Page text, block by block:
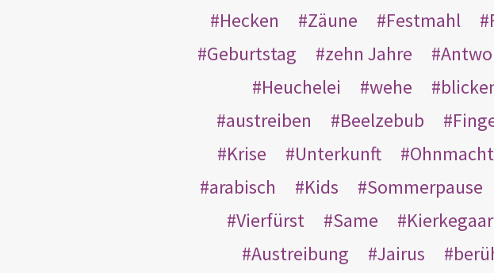
Hecken
Zäune Festmahl
Geburtstag
zehn Jahre
Heuchelei
wehe
austreiben
Beelzebub
Krise
Unterkunft Ohnmacht
arabisch
Kids Sommerpause
Vierfürst
Same
Austreibung
Jairus